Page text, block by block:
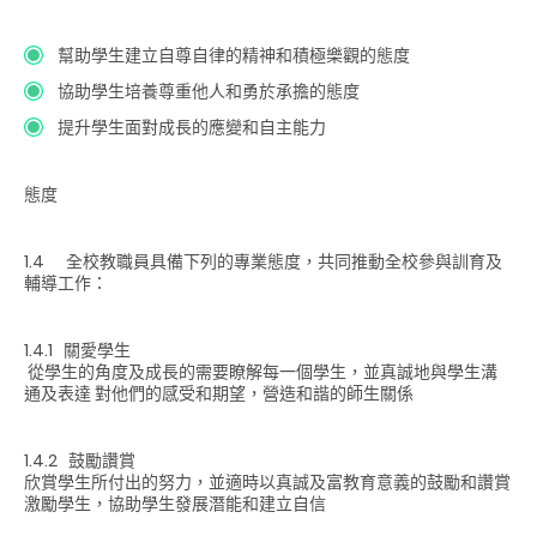
幫助學生建立自尊自律的精神和積極樂觀的態度
協助學生培養尊重他人和勇於承擔的態度
提升學生面對成長的應變和自主能力
態度
1.4 全校教職員具備下列的專業態度，共同推動全校參與訓育及
輔導工作：
1.4.1 關愛學生
從學生的角度及成長的需要瞭解每一個學生，並真誠地與學生溝
通及表達 對他們的感受和期望，營造和諧的師生關係
1.4.2 鼓勵讚賞
欣賞學生所付出的努力，並適時以真誠及富教育意義的鼓勵和讚賞
激勵學生，協助學生發展潛能和建立自信